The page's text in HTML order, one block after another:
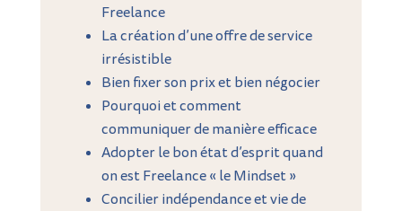
Freelance
La création d’une offre de service
irrésistible
Bien fixer son prix et bien négocier
Pourquoi et comment
communiquer de manière efficace
Adopter le bon état d’esprit quand
on est Freelance « le Mindset »
Concilier indépendance et vie de